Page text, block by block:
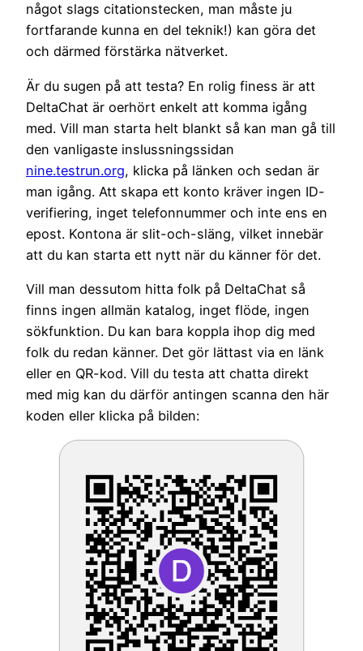
något slags citationstecken, man måste ju
fortfarande kunna en del teknik!) kan göra det
och därmed förstärka nätverket.
Är du sugen på att testa? En rolig finess är att
DeltaChat är oerhört enkelt att komma igång
med. Vill man starta helt blankt så kan man gå till
den vanligaste inslussningssidan
nine.testrun.org, klicka på länken och sedan är
man igång. Att skapa ett konto kräver ingen ID-
verifiering, inget telefonnummer och inte ens en
epost. Kontona är slit-och-släng, vilket innebär
att du kan starta ett nytt när du känner för det.
Vill man dessutom hitta folk på DeltaChat så
finns ingen allmän katalog, inget flöde, ingen
sökfunktion. Du kan bara koppla ihop dig med
folk du redan känner. Det gör lättast via en länk
eller en QR-kod. Vill du testa att chatta direkt
med mig kan du därför antingen scanna den här
koden eller klicka på bilden: